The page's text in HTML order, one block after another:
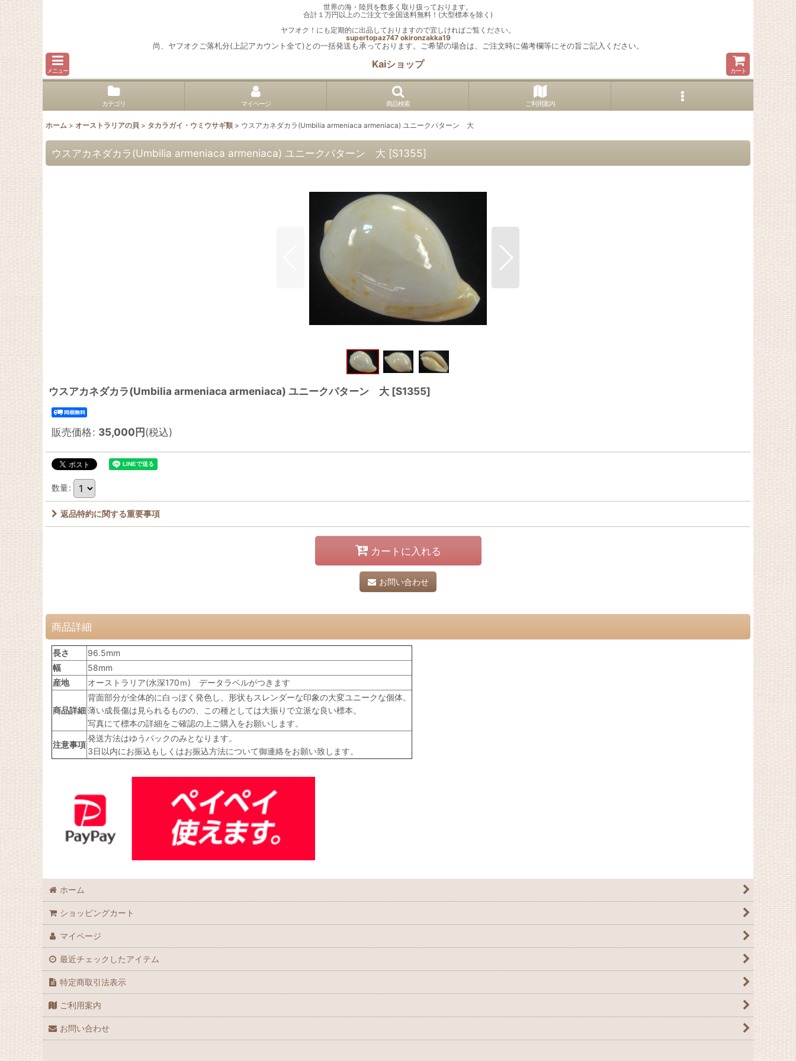
世界の海・陸貝を数多く取り扱っております。
合計１万円以上のご注文で全国送料無料！(大型標本を除く)
ヤフオク！にも定期的に出品しておりますので宜しければご覧ください。
supertopaz747 okironzakka19
尚、ヤフオクご落札分(上記アカウント全て)との一括発送も承っております。ご希望の場合は、ご注文時に備考欄等にその旨ご記入ください。
メニュー
Kaiショップ
カート
カテゴリ マイページ 商品検索 ご利用案内
ホーム > オーストラリアの貝 > タカラガイ・ウミウサギ類 > ウスアカネダカラ(Umbilia armeniaca armeniaca) ユニークパターン 大
ウスアカネダカラ(Umbilia armeniaca armeniaca) ユニークパターン 大 [S1355]
ウスアカネダカラ(Umbilia armeniaca armeniaca) ユニークパターン 大 [S1355]
販売価格: 35,000円(税込)
数量:
返品特約に関する重要事項
カートに入れる
お問い合わせ
商品詳細
長さ
96.5mm
幅
58mm
産地
オーストラリア(水深170ｍ) データラベルがつきます
商品詳細
背面部分が全体的に白っぽく発色し、形状もスレンダーな印象の大変ユニークな個体。
薄い成長傷は見られるものの、この種としては大振りで立派な良い標本。
写真にて標本の詳細をご確認の上ご購入をお願いします。
注意事項
発送方法はゆうパックのみとなります。
3日以内にお振込もしくはお振込方法について御連絡をお願い致します。
ホーム
ショッピングカート
マイページ
最近チェックしたアイテム
特定商取引法表示
ご利用案内
お問い合わせ